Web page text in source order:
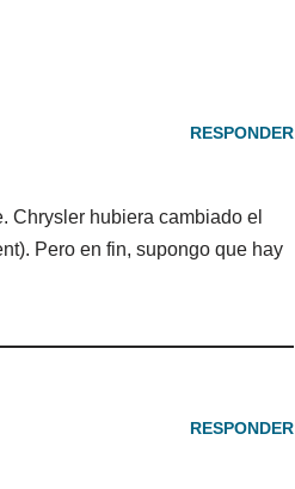
RESPONDER
Chrysler hubiera cambiado el
Pero en fin, supongo que hay
RESPONDER